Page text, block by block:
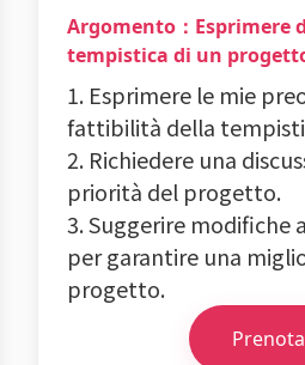
Argomento：Esprimere
tempistica di un
1. Esprimere le mie
fattibilità della
2. Richiedere una
priorità del progetto.
3. Suggerire modifiche
per garantire una
progetto.
Prenota